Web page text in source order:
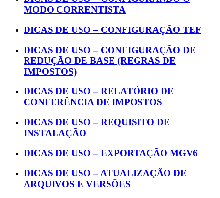
MODO CORRENTISTA
DICAS DE USO – CONFIGURAÇÃO TEF
DICAS DE USO – CONFIGURAÇÃO DE
REDUÇÃO DE BASE (REGRAS DE
IMPOSTOS)
DICAS DE USO – RELATÓRIO DE
CONFERÊNCIA DE IMPOSTOS
DICAS DE USO – REQUISITO DE
INSTALAÇÃO
DICAS DE USO – EXPORTAÇÃO MGV6
DICAS DE USO – ATUALIZAÇÃO DE
ARQUIVOS E VERSÕES